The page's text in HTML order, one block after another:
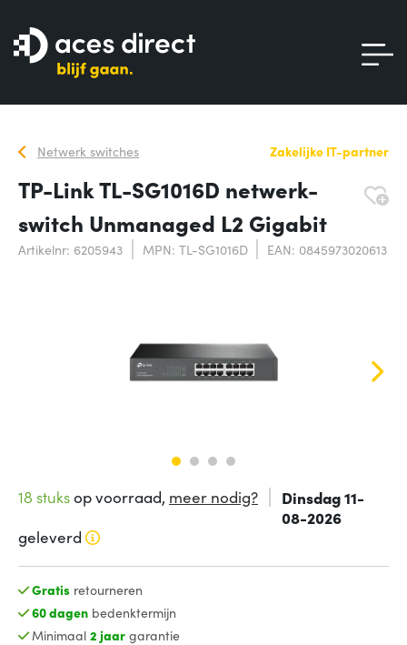
Netwerk switches Zakelijke IT-partner
TP-Link TL-SG1016D netwerk-
switch Unmanaged L2 Gigabit
Artikelnr: 6205943 MPN: TL-SG1016D EAN: 0845973020613
18 stuksop voorraad, meer nodig?
Dinsdag 11-
08-2026
geleverd
Gratis retourneren
60 dagenbedenktermijn
Minimaal 2 jaargarantie